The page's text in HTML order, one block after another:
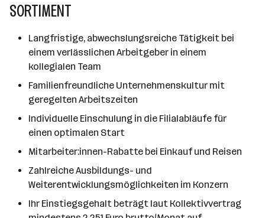
SORTIMENT
Langfristige, abwechslungsreiche Tätigkeit bei
einem verlässlichen Arbeitgeber in einem
kollegialen Team
Familienfreundliche Unternehmenskultur mit
geregelten Arbeitszeiten
Individuelle Einschulung in die Filialabläufe für
einen optimalen Start
Mitarbeiter:innen-Rabatte bei Einkauf und Reisen
Zahlreiche Ausbildungs- und
Weiterentwicklungsmöglichkeiten im Konzern
Ihr Einstiegsgehalt beträgt laut Kollektivvertrag